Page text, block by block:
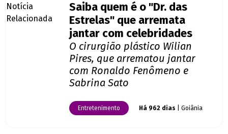
Saiba quem é o "Dr. das
Estrelas" que arremata
jantar com celebridades
O cirurgião plástico Wilian
Pires, que arrematou jantar
com Ronaldo Fenômeno e
Sabrina Sato
Entretenimento Há 962 dias | Goiânia